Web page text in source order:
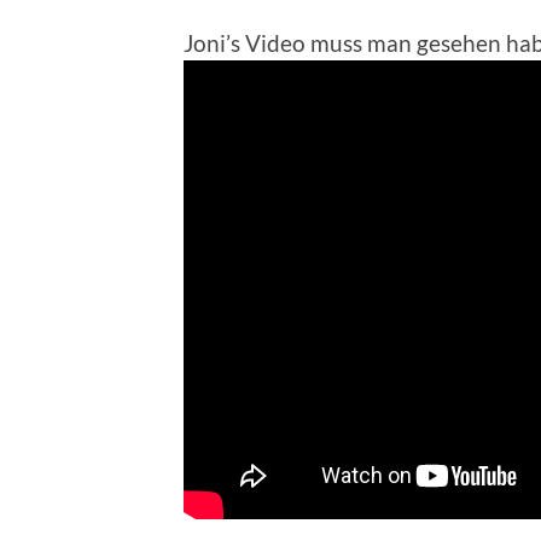
Joni’s Video muss man gesehen